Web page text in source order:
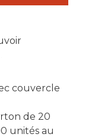
couvercle
de 20
unités au